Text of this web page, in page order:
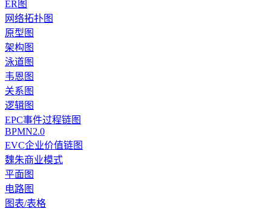
ER图
网络拓扑图
原型图
架构图
泳道图
韦恩图
关系图
逻辑图
EPC事件过程链图
BPMN2.0
EVC企业价值链图
魏朱商业模式
平面图
电路图
图表/表格